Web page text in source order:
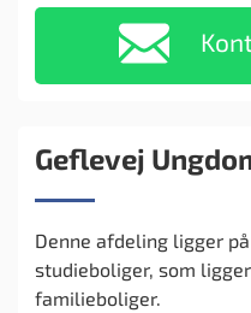
Geflevej
Denne afdeling ligger
studieboliger, som
familieboliger.